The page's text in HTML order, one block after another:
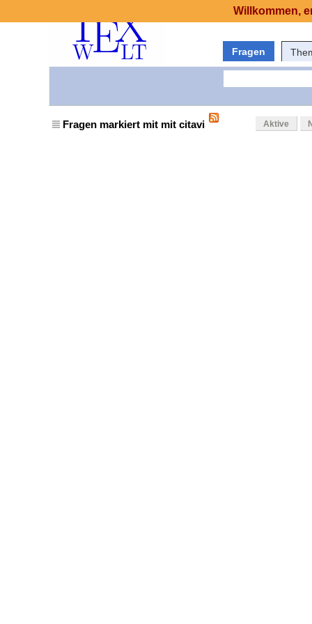
Fragen
Fragen markiert mit mit citavi Aktive
Willkommen,